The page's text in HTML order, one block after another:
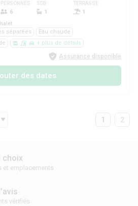
PERSONNES
6
SDB
1
TERRASSE
1
séparées
Eau chaude
+ plus de détails
Assurance disponible
des dates
1 2
choix
et emplacements
vérifiés